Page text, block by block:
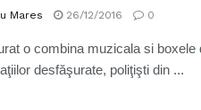
Mares 26/12/2016 0
o combina muzicala si boxele
desfăşurate, poliţişti din ...